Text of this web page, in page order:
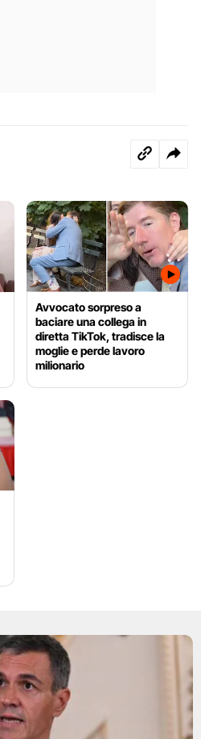
Avvocato sorpreso a
baciare una collega in
diretta TikTok, tradisce la
moglie e perde lavoro
milionario